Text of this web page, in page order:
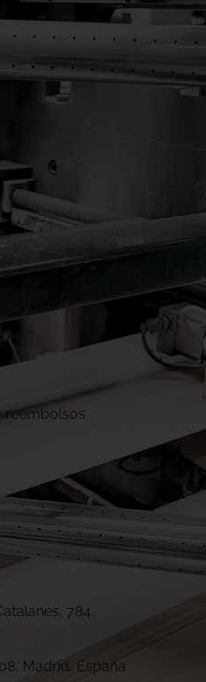
reembolsos
784.
Madrid, España